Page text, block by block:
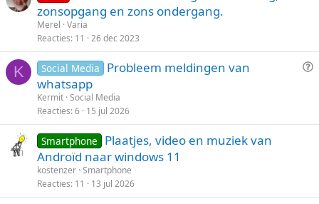
o
g
zonsopgang en zons ondergang.
Merel Varia
Reacties 11 26 dec 2023
K
V
g
Social Media
Probleem meldingen van
whatsapp
Kermit Social Media
Reacties 6 15 jul 2026
Smartphone
Plaatjes, video en muziek van
Androïd naar windows 11
kostenzer Smartphone
Reacties 11 13 jul 2026